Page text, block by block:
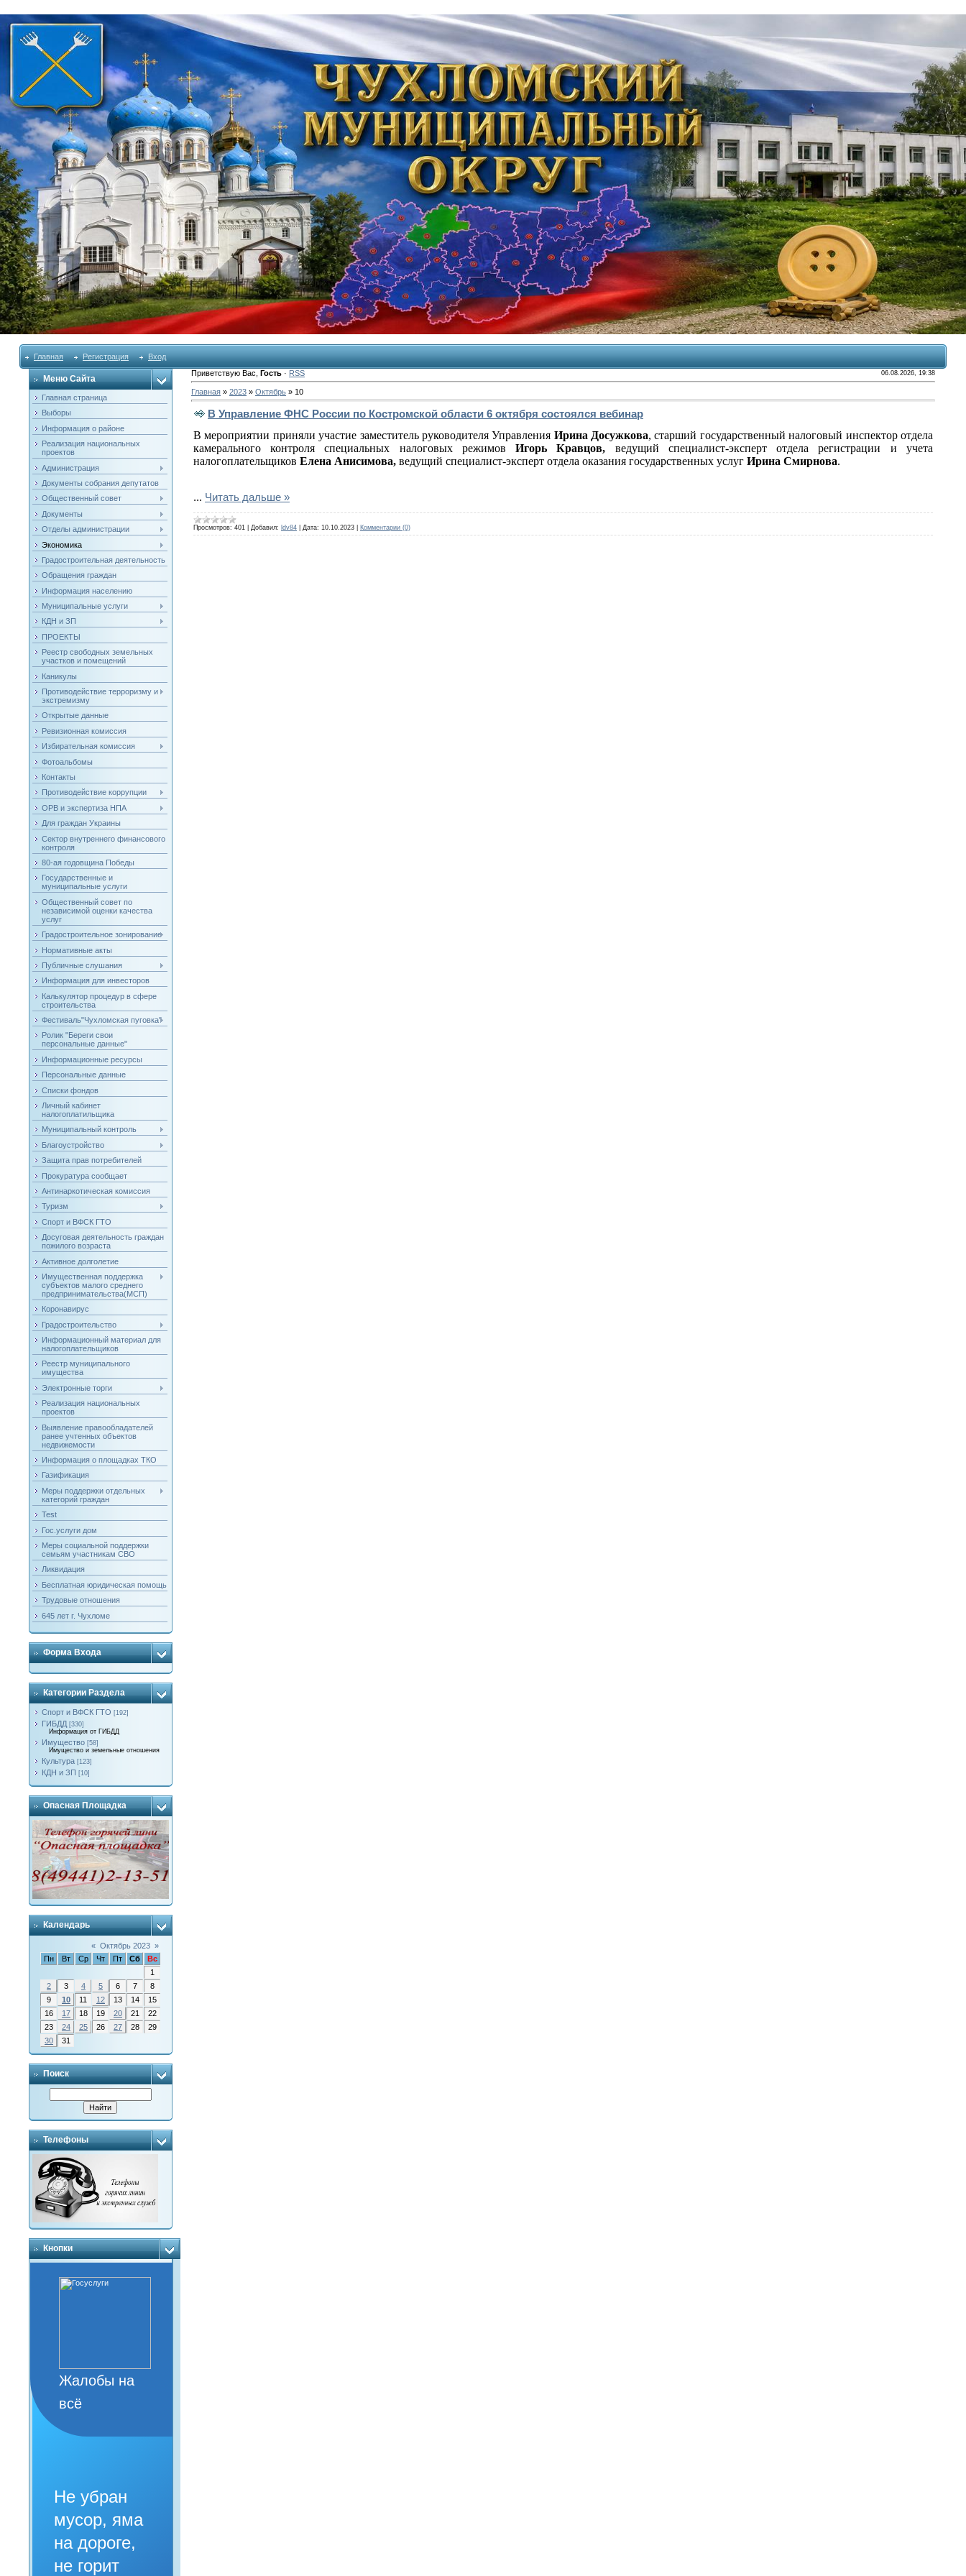
Главная Регистрация Вход
Меню Сайта
Главная страница
Выборы
Информация о районе
Реализация национальных
проектов
Администрация
Документы собрания депутатов
Общественный совет
Документы
Отделы администрации
Экономика
Градостроительная деятельность
Обращения граждан
Информация населению
Муниципальные услуги
КДН и ЗП
ПРОЕКТЫ
Реестр свободных земельных
участков и помещений
Каникулы
Противодействие терроризму и
экстремизму
Открытые данные
Ревизионная комиссия
Избирательная комиссия
Фотоальбомы
Контакты
Противодействие коррупции
ОРВ и экспертиза НПА
Для граждан Украины
Сектор внутреннего финансового
контроля
80-ая годовщина Победы
Государственные и
муниципальные услуги
Общественный совет по
независимой оценки качества
услуг
Градостроительное зонирование
Нормативные акты
Публичные слушания
Информация для инвесторов
Калькулятор процедур в сфере
строительства
Фестиваль"Чухломская пуговка"
Ролик "Береги свои
персональные данные"
Информационные ресурсы
Персональные данные
Списки фондов
Личный кабинет
налогоплатильщика
Муниципальный контроль
Благоустройство
Защита прав потребителей
Прокуратура сообщает
Антинаркотическая комиссия
Туризм
Спорт и ВФСК ГТО
Досуговая деятельность граждан
пожилого возраста
Активное долголетие
Имущественная поддержка
субъектов малого среднего
предпринимательства(МСП)
Коронавирус
Градостроительство
Информационный материал для
налогоплательщиков
Реестр муниципального
имущества
Электронные торги
Реализация национальных
проектов
Выявление правообладателей
ранее учтенных объектов
недвижемости
Информация о площадках ТКО
Газификация
Меры поддержки отдельных
категорий граждан
Test
Гос.услуги дом
Меры социальной поддержки
семьям участникам СВО
Ликвидация
Бесплатная юридическая помощь
Трудовые отношения
645 лет г. Чухломе
Форма Входа
Категории Раздела
Спорт и ВФСК ГТО [192]
ГИБДД [330]
Информация от ГИБДД
Имущество [58]
Имущество и земельные отношения
Культура [123]
КДН и ЗП [10]
Опасная Площадка
Календарь
« Октябрь 2023 »
Пн
Вт Ср Чт Пт Сб
Вс
1
2
3 4 5 6 7
8
9
10 11 12 13 14
15
16
17 18 19 20 21
22
23
24 25 26 27 28
29
30
31
Поиск
Телефоны
Кнопки
Жалобы на
всё
Не убран
мусор, яма
на дороге,
не горит
Приветствую Вас Гость· RSS 06.08.2026, 19:38
Главная» 2023 » Октябрь » 10
В Управление ФНС России по Костромской области 6 октября состоялся вебинар
В мероприятии приняли участие заместитель руководителя Управления Ирина Досужкова,старший государственный налоговый инспектор отдела
камерального контроля специальных налоговых режимов
Игорь Кравцов, ведущий специалист-эксперт отдела регистрации и учета
налогоплательщиков Елена Анисимова, ведущий специалист-эксперт отдела оказания государственных услуг Ирина Смирнова.
... Читать дальше »
Просмотров: 401 Добавил: ldv84 Дата: 10.10.2023 Комментарии (0)